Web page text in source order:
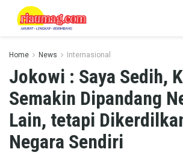
Home News Internasional
Jokowi : Saya Sedih,
Semakin Dipandang
Lain, tetapi
Negara Sendiri